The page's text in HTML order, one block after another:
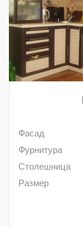
Фасад
Фурнитура
Столешница
Размер